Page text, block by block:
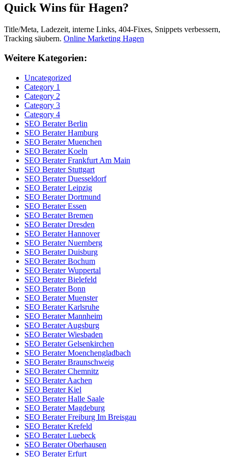
Quick Wins für Hagen?
Title/Meta, Ladezeit, interne Links, 404-Fixes, Snippets verbessern,
Tracking säubern. Online Marketing Hagen
Weitere Kategorien:
Uncategorized
Category 1
Category 2
Category 3
Category 4
SEO Berater Berlin
SEO Berater Hamburg
SEO Berater Muenchen
SEO Berater Koeln
SEO Berater Frankfurt Am Main
SEO Berater Stuttgart
SEO Berater Duesseldorf
SEO Berater Leipzig
SEO Berater Dortmund
SEO Berater Essen
SEO Berater Bremen
SEO Berater Dresden
SEO Berater Hannover
SEO Berater Nuernberg
SEO Berater Duisburg
SEO Berater Bochum
SEO Berater Wuppertal
SEO Berater Bielefeld
SEO Berater Bonn
SEO Berater Muenster
SEO Berater Karlsruhe
SEO Berater Mannheim
SEO Berater Augsburg
SEO Berater Wiesbaden
SEO Berater Gelsenkirchen
SEO Berater Moenchengladbach
SEO Berater Braunschweig
SEO Berater Chemnitz
SEO Berater Aachen
SEO Berater Kiel
SEO Berater Halle Saale
SEO Berater Magdeburg
SEO Berater Freiburg Im Breisgau
SEO Berater Krefeld
SEO Berater Luebeck
SEO Berater Oberhausen
SEO Berater Erfurt